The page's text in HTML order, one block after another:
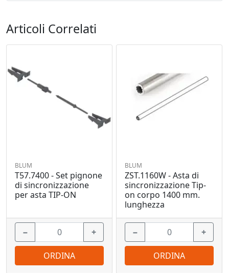
Articoli Correlati
BLUM
T57.7400 - Set pignone
di sincronizzazione
per asta TIP-ON
− +
ORDINA
BLUM
ZST.1160W - Asta di
sincronizzazione Tip-
on corpo 1400 mm.
lunghezza
− +
ORDINA